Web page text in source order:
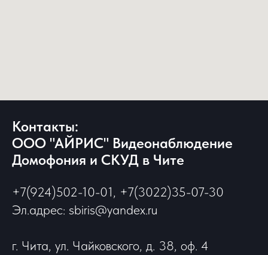
Контакты:
ООО "АЙРИС" Видеонаблюдение
Домофония и СКУД в Чите
+7(924)502-10-01, +7(3022)35-07-30
Эл.адрес: sbiris@yandex.ru
г. Чита, ул. Чайковского, д. 38, оф. 4